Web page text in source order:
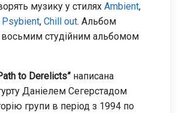
музику у стилях Ambient,
Psybient, Chill out. Альбом
студійним альбомом
to Derelicts” написана
Даніелем Сегерстадом
групи в період з 1994 по